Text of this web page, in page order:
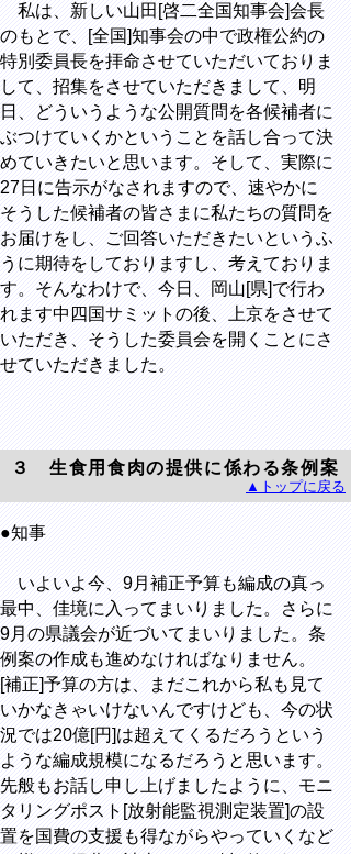
私は、新しい山田[啓二全国知事会]会長
のもとで、[全国]知事会の中で政権公約の
特別委員長を拝命させていただいておりま
して、招集をさせていただきまして、明
日、どういうような公開質問を各候補者に
ぶつけていくかということを話し合って決
めていきたいと思います。そして、実際に
27日に告示がなされますので、速やかに
そうした候補者の皆さまに私たちの質問を
お届けをし、ご回答いただきたいというふ
うに期待をしておりますし、考えておりま
す。そんなわけで、今日、岡山[県]で行わ
れます中四国サミットの後、上京をさせて
いただき、そうした委員会を開くことにさ
せていただきました。
３ 生食用食肉の提供に係わる条例案
▲トップに戻る
●知事
いよいよ今、9月補正予算も編成の真っ
最中、佳境に入ってまいりました。さらに
9月の県議会が近づいてまいりました。条
例案の作成も進めなければなりません。
[補正]予算の方は、まだこれから私も見て
いかなきゃいけないんですけども、今の状
況では20億[円]は超えてくるだろうという
ような編成規模になるだろうと思います。
先般もお話し申し上げましたように、モニ
タリングポスト[放射能監視測定装置]の設
置を国費の支援も得ながらやっていくなど